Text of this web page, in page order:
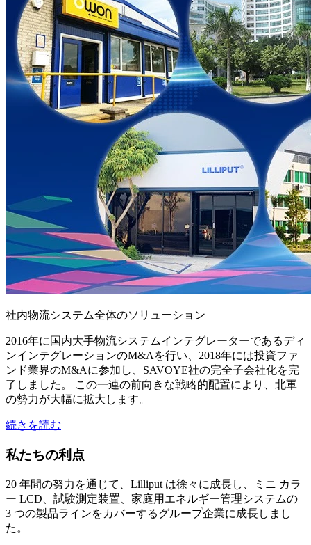
社内物流システム全体のソリューション
2016年に国内大手物流システムインテグレーターであるディ
ンインテグレーションのM&Aを行い、2018年には投資ファ
ンド業界のM&Aに参加し、SAVOYE社の完全子会社化を完
了しました。 この一連の前向きな戦略的配置により、北軍
の勢力が大幅に拡大します。
続きを読む
私たちの利点
20 年間の努力を通じて、Lilliput は徐々に成長し、ミニ カラ
ー LCD、試験測定装置、家庭用エネルギー管理システムの
3 つの製品ラインをカバーするグループ企業に成長しまし
た。